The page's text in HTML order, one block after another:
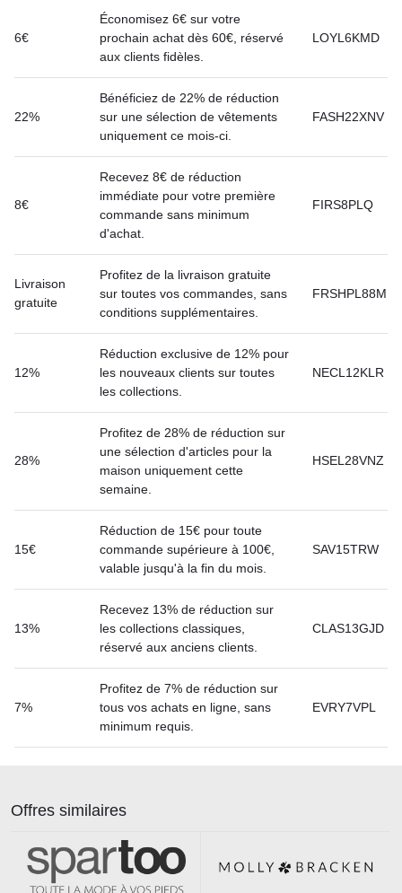
6€
Économisez 6€ sur votre
prochain achat dès 60€, réservé
aux clients fidèles.
LOYL6KMD
22%
Bénéficiez de 22% de réduction
sur une sélection de vêtements
uniquement ce mois-ci.
FASH22XNV
8€
Recevez 8€ de réduction
immédiate pour votre première
commande sans minimum
d'achat.
FIRS8PLQ
Livraison
gratuite
Profitez de la livraison gratuite
sur toutes vos commandes, sans
conditions supplémentaires.
FRSHPL88M
12%
Réduction exclusive de 12% pour
les nouveaux clients sur toutes
les collections.
NECL12KLR
28%
Profitez de 28% de réduction sur
une sélection d'articles pour la
maison uniquement cette
semaine.
HSEL28VNZ
15€
Réduction de 15€ pour toute
commande supérieure à 100€,
valable jusqu'à la fin du mois.
SAV15TRW
13%
Recevez 13% de réduction sur
les collections classiques,
réservé aux anciens clients.
CLAS13GJD
7%
Profitez de 7% de réduction sur
tous vos achats en ligne, sans
minimum requis.
EVRY7VPL
Offres similaires